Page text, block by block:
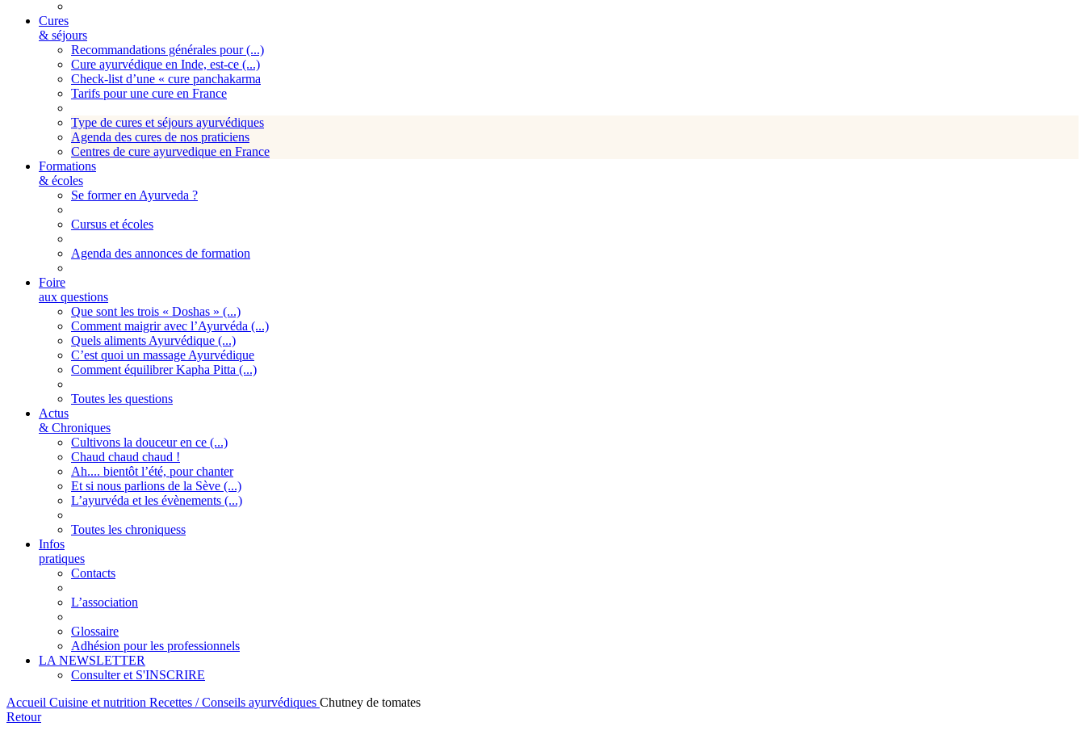
Cures
& séjours
Recommandations générales pour (...)
Cure ayurvédique en Inde, est-ce (...)
Check-list d’une « cure panchakarma
Tarifs pour une cure en France
Type de cures et séjours ayurvédiques
Agenda des cures de nos praticiens
Centres de cure ayurvedique en France
Formations
& écoles
Se former en Ayurveda ?
Cursus et écoles
Agenda des annonces de formation
Foire
aux questions
Que sont les trois « Doshas » (...)
Comment maigrir avec l’Ayurvéda (...)
Quels aliments Ayurvédique (...)
C’est quoi un massage Ayurvédique
Comment équilibrer Kapha Pitta (...)
Toutes les questions
Actus
& Chroniques
Cultivons la douceur en ce (...)
Chaud chaud chaud !
Ah.... bientôt l’été, pour chanter
Et si nous parlions de la Sève (...)
L’ayurvéda et les évènements (...)
Toutes les chroniquess
Infos
pratiques
Contacts
L’association
Glossaire
Adhésion pour les professionnels
LA NEWSLETTER
Consulter et S'INSCRIRE
Accueil Cuisine et nutrition Recettes / Conseils ayurvédiques Chutney de tomates
Retour